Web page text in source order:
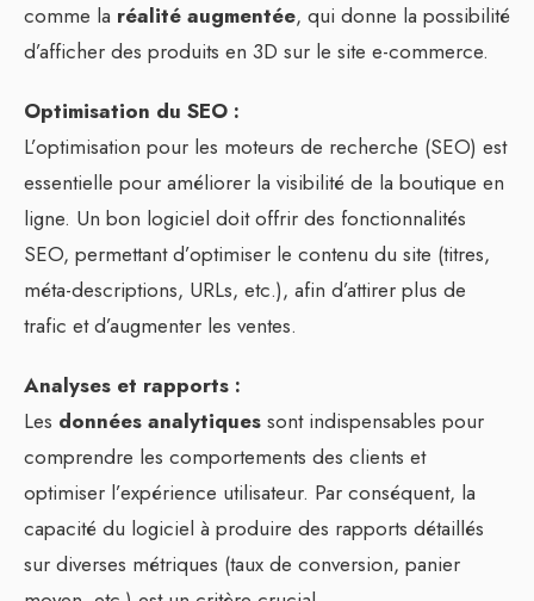
comme la réalité augmentée, qui donne la possibilité
d’afficher des produits en 3D sur le site e-commerce.
Optimisation du SEO :
L’optimisation pour les moteurs de recherche (SEO) est
essentielle pour améliorer la visibilité de la boutique en
ligne. Un bon logiciel doit offrir des fonctionnalités
SEO, permettant d’optimiser le contenu du site (titres,
méta-descriptions, URLs, etc.), afin d’attirer plus de
trafic et d’augmenter les ventes.
Analyses et rapports :
Les données analytiques sont indispensables pour
comprendre les comportements des clients et
optimiser l’expérience utilisateur. Par conséquent, la
capacité du logiciel à produire des rapports détaillés
sur diverses métriques (taux de conversion, panier